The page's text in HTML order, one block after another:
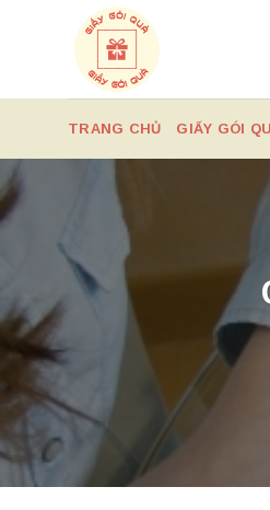
dung
TRANG CHỦ GIẤY GÓI